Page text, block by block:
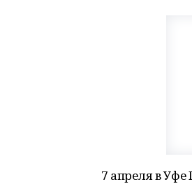
7 апреля в